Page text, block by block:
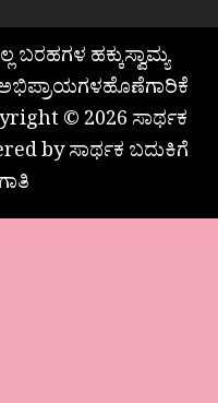
ಬರಹಗಳ ಹಕ್ಕುಸ್ವಾಮ್ಯ
© 2026 ಸಾರ್ಥಕ
by ಸಾರ್ಥಕ ಬದುಕಿಗೆ